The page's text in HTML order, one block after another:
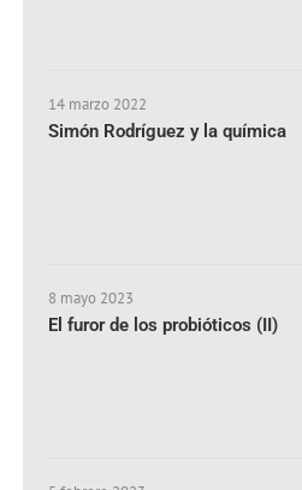
14 marzo 2022
Simón Rodríguez y la química
8 mayo 2023
El furor de los probióticos (II)